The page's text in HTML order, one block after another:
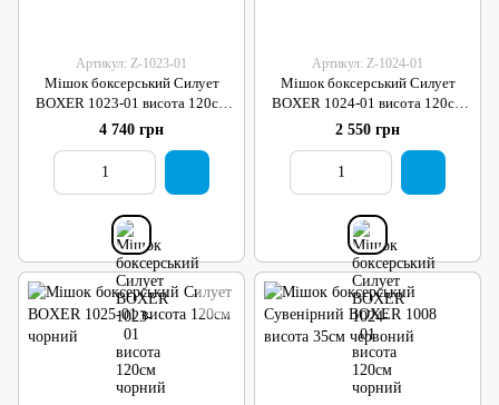
Артикул: Z-1023-01
Мішок боксерський Силует
BOXER 1023-01 висота 120см
чорний
4 740 грн
Артикул: Z-1024-01
Мішок боксерський Силует
BOXER 1024-01 висота 120см
чорний
2 550 грн